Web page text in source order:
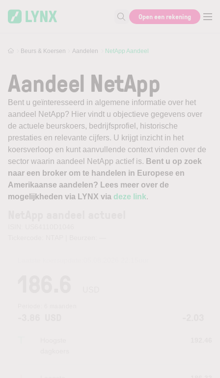
Zoek naar informatie
Open een rekening
Beurs & Koersen Aandelen NetApp Aandeel
Aandeel NetApp
Bent u geïnteresseerd in algemene informatie over het
aandeel NetApp? Hier vindt u objectieve gegevens over
de actuele beurskoers, bedrijfsprofiel, historische
prestaties en relevante cijfers. U krijgt inzicht in het
koersverloop en kunt aanvullende context vinden over de
sector waarin aandeel NetApp actief is. Bent u op zoek
naar een broker om te handelen in Europese en
Amerikaanse aandelen? Lees meer over de
mogelijkheden via LYNX via deze link.